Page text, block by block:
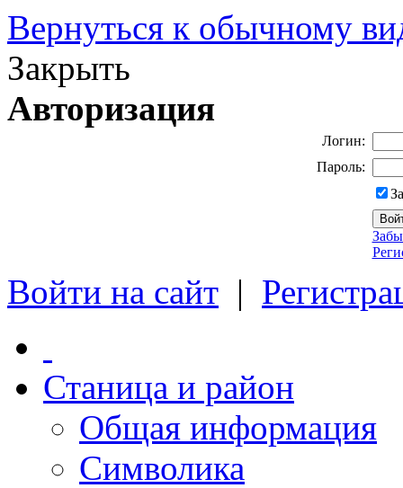
Вернуться к обычному
Закрыть
Авторизация
Логин:
Пароль:
Войти на сайт |
Станица и район
Общая информация
Символика